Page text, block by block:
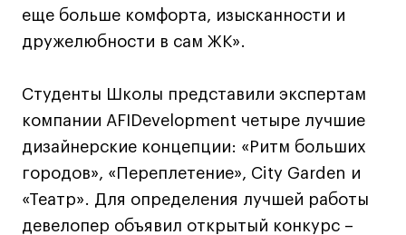
Среднесрочные
Долгосрочные
О школе
События
еще больше комфорта, изысканности и
дружелюбности в сам ЖК».
Студенты Школы представили экспертам
компании AFIDevelopment четыре лучшие
дизайнерские концепции: «Ритм больших
городов», «Переплетение», City Garden и
«Театр». Для определения лучшей работы
девелопер объявил открытый конкурс –